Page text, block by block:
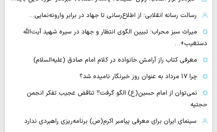
رسالت رسانه انقلابی؛ از اطلاع‌رسانی تا جهاد در برابر وارونه‌نمایی…
میراث سبز محراب؛ تبیین الگوی انتظار و جهاد در سیره شهید آیت‌الله
دستغیب+…
معرفی کتاب راز آرامش خانواده در کلام امام صادق (علیه‌السلام)
چرا 17 مرداد به عنوان روز خبرنگار نامیده شد؟
نمی‌توان از امام حسین(ع) الگو گرفت‼ تناقض عجیب تفکر انجمن
حجتیه
سینمای ایران برای معرفی پیامبر اکرم(ص) برنامه‌ریزی راهبردی ندارد